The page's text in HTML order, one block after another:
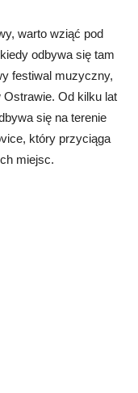
warto wziąć pod
odbywa się tam
festiwal muzyczny,
Ostrawie. Od kilku lat
się na terenie
który przyciąga
miejsc.